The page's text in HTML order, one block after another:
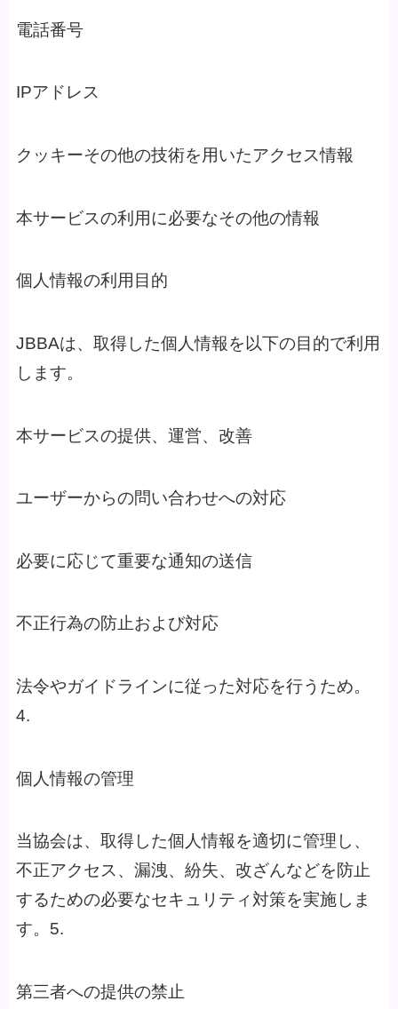
電話番号
IPアドレス
クッキーその他の技術を用いたアクセス情報
本サービスの利用に必要なその他の情報
個人情報の利用目的
JBBAは、取得した個人情報を以下の目的で利用
します。
本サービスの提供、運営、改善
ユーザーからの問い合わせへの対応
必要に応じて重要な通知の送信
不正行為の防止および対応
法令やガイドラインに従った対応を行うため。
4.
個人情報の管理
当協会は、取得した個人情報を適切に管理し、
不正アクセス、漏洩、紛失、改ざんなどを防止
するための必要なセキュリティ対策を実施しま
す。5.
第三者への提供の禁止